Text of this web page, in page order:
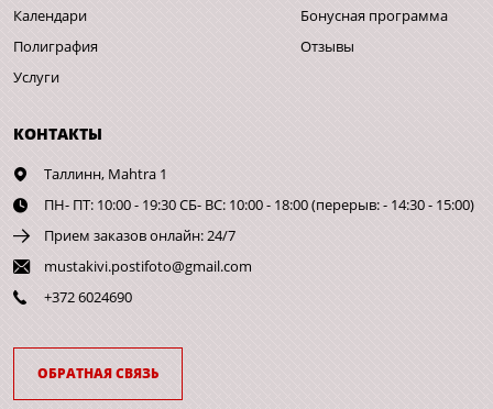
Календари
Полиграфия
Услуги
Бонусная программа
Отзывы
КОНТАКТЫ
Таллинн, Mahtra 1
ПН- ПТ: 10:00 - 19:30 СБ- ВС: 10:00 - 18:00 (перерыв: - 14:30 - 15:00)
Прием заказов онлайн: 24/7
mustakivi.postifoto@gmail.com
+372 6024690
ОБРАТНАЯ СВЯЗЬ